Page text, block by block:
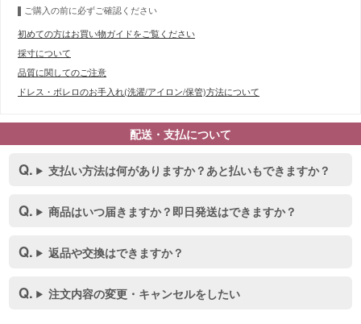
ご購入の前に必ずご確認ください
初めての方はお買い物ガイドをご覧ください
採寸について
品質に関してのご注意
ドレス・ボレロのお手入れ(洗濯/アイロン/保管)方法について
配送・支払について
支払い方法は何がありますか？あと払いもできますか？
商品はいつ届きますか？即日発送はできますか？
返品や交換はできますか？
注文内容の変更・キャンセルをしたい